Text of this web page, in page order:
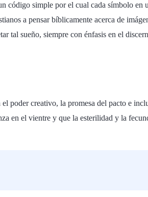
simple por el cual cada símbolo en
a pensar bíblicamente acerca de
tal sueño, siempre con énfasis en el
poder creativo, la promesa del pacto e
en el vientre y que la esterilidad y la